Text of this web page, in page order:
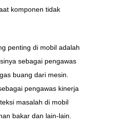
komponen tidak
penting di mobil adalah
sebagai pengawas
buang dari mesin.
pengawas kinerja
masalah di mobil
bakar dan lain-lain.